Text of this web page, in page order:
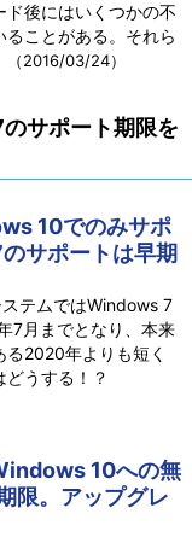
ド後にはいくつかの不
ことがある。それら
（2016/03/24）
サポート期限を
10でのみサポ
サポートは早期
テムではWindows 7
7月までとなり、本来
2020年よりも短く
うする！？
10への無
限。アップグレ